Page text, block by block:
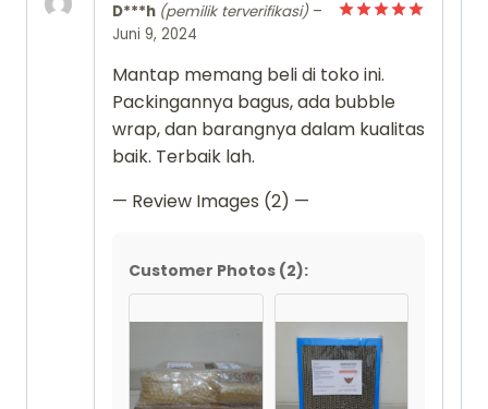
D***h (pemilik terverifikasi) –
Juni 9, 2024
Mantap memang beli di toko ini.
Packingannya bagus, ada bubble
wrap, dan barangnya dalam kualitas
baik. Terbaik lah.
— Review Images (2) —
Customer Photos (2):